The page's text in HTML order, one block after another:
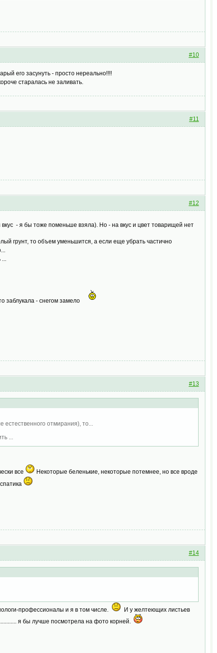
#10
его засунуть - просто нереально!!!!
старалась не заливать.
#11
#12
вкус - я бы тоже поменьше взяла). Но - на вкус и цвет товарищей нет
грунт, то объем уменьшится, а если еще убрать частично
...
заблукала - снегом замело
#13
естественного отмирания), то...
...
все
Некоторые беленькие, некоторые потемнее, но все вроде
#14
профессионалы и я в том числе.
И у желтеющих листьев
я бы лучше посмотрела на фото корней.